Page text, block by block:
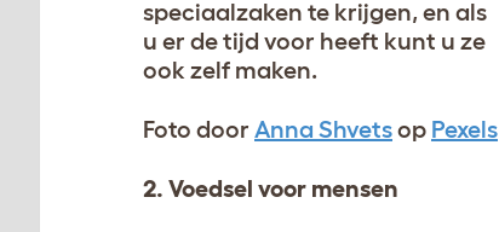
speciaalzaken te krijgen, en als
u er de tijd voor heeft kunt u ze
ook zelf maken.
Foto door Anna Shvetsop Pexels
2. Voedsel voor mensen